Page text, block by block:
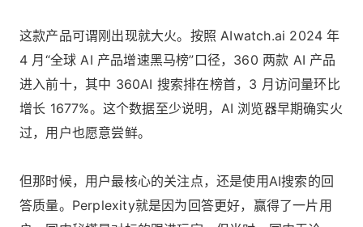
这款产品可谓刚出现就大火。按照 AIwatch.ai 2024 年
4 月“全球 AI 产品增速黑马榜”口径，360 两款 AI 产品
进入前十，其中 360AI 搜索排在榜首，3 月访问量环比
增长 1677%。这个数据至少说明，AI 浏览器早期确实火
过，用户也愿意尝鲜。
但那时候，用户最核心的关注点，还是使用AI搜索的回
答质量。Perplexity就是因为回答更好，赢得了一片用